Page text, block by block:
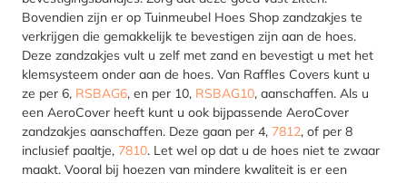
Bovendien zijn er op Tuinmeubel Hoes Shop zandzakjes te
verkrijgen die gemakkelijk te bevestigen zijn aan de hoes.
Deze zandzakjes vult u zelf met zand en bevestigt u met het
klemsysteem onder aan de hoes. Van Raffles Covers kunt u
ze per 6, RSBAG6, en per 10, RSBAG10, aanschaffen. Als u
een AeroCover heeft kunt u ook bijpassende AeroCover
zandzakjes aanschaffen. Deze gaan per 4, 7812, of per 8
inclusief paaltje, 7810. Let wel op dat u de hoes niet te zwaar
maakt. Vooral bij hoezen van mindere kwaliteit is er een